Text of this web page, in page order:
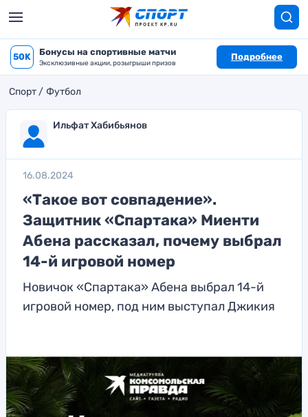
50K Бонусы на спортивные матчи
Эксклюзивные акции, розыгрыши призов
Подробнее
Спорт Футбол
Ильфат Хабибьянов
16.08.2024
«Такое вот совпадение».
Защитник «Спартака» Миенти
Абена рассказал, почему выбрал
14-й игровой номер
Новичок «Спартака» Абена выбрал 14-й
игровой номер, под ним выступал Джикия